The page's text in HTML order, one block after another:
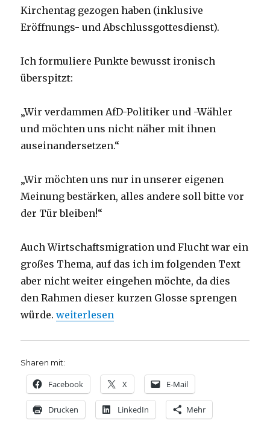
Kirchentag gezogen haben (inklusive
Eröffnungs- und Abschlussgottesdienst).
Ich formuliere Punkte bewusst ironisch
überspitzt:
„Wir verdammen AfD-Politiker und -Wähler
und möchten uns nicht näher mit ihnen
auseinandersetzen.“
„Wir möchten uns nur in unserer eigenen
Meinung bestärken, alles andere soll bitte vor
der Tür bleiben!“
Auch Wirtschaftsmigration und Flucht war ein
großes Thema, auf das ich im folgenden Text
aber nicht weiter eingehen möchte, da dies
den Rahmen dieser kurzen Glosse sprengen
würde.„Glosse zum Dortmunder Kirchentag 2019,
weiterlesen
Sharen mit:
Facebook X E-Mail
Drucken LinkedIn Mehr